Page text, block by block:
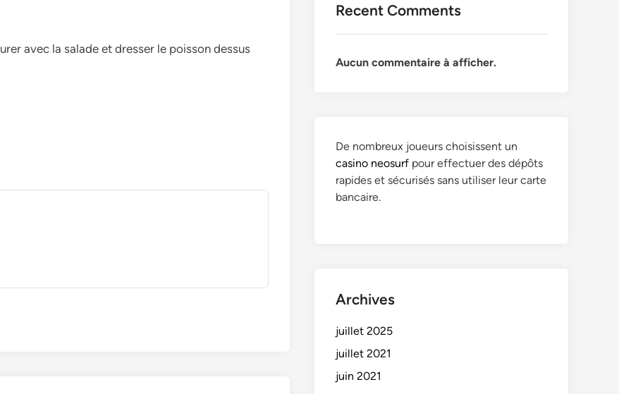
avec la salade et dresser le poisson dessus
Recent Comments
Aucun commentaire à afficher.
De nombreux joueurs choisissent un
casino neosurf pour effectuer des dépôts
rapides et sécurisés sans utiliser leur carte
bancaire.
Archives
juillet 2025
juillet 2021
juin 2021